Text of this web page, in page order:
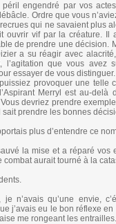
engendré par vos
Ordre que vous
qui ne savaient plus
ouvrir vif par la créature.
de prendre une
a su réagir avec
que vous avez
essayer de vous
provoquer une telle
Merryl est au-
devriez prendre
sait prendre les bonnes
plus d’entendre ce
la mise et a réparé vos
combat aurait tourné à la
n’avais qu’une envie,
j’avais eu le bon réflexe
me rongeant les entrailles.